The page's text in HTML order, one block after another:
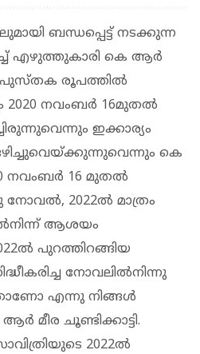
ബന്ധപ്പെട്ട് നടക്കുന്ന
എഴുത്തുകാരി കെ ആര്‍
പുസ്തക രൂപത്തില്‍
2020 നവംബര്‍ 16മുതല്‍
ഇക്കാര്യം
കെ
നവംബര്‍ 16 മുതല്‍
നോവല്‍, 2022ല്‍ മാത്രം
ആശയം
പുറത്തിറങ്ങിയ
നോവലില്‍നിന്നു
എന്നു നിങ്ങള്‍
മീര ചൂണ്ടിക്കാട്ടി.
2022ല്‍